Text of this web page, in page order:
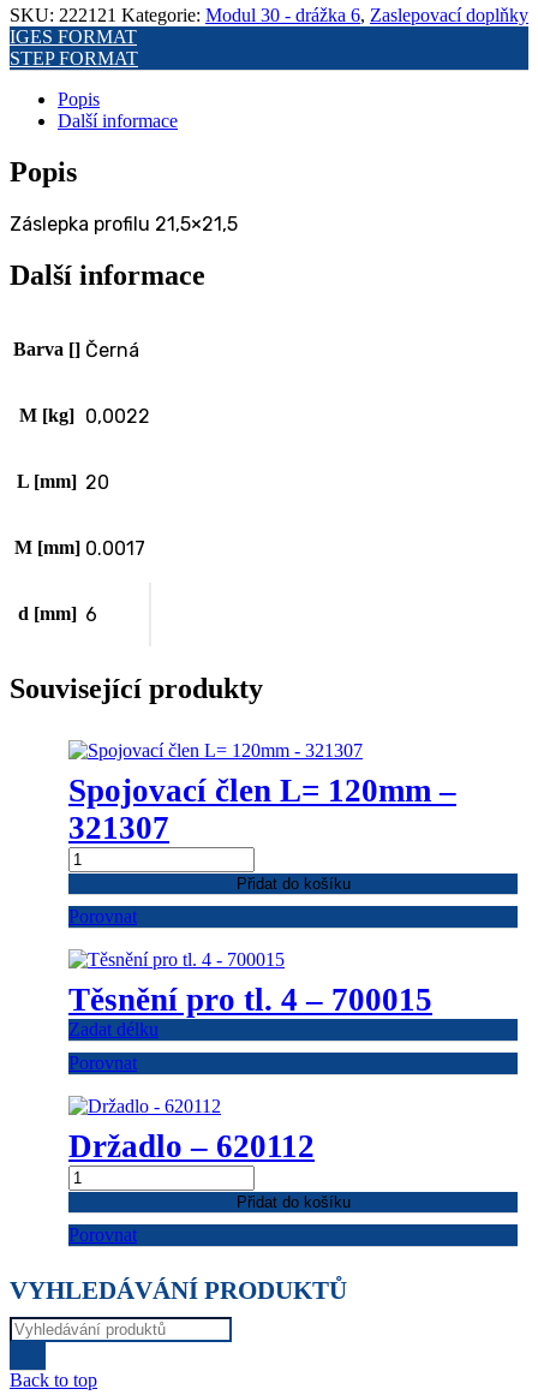
množství
SKU: 222121 Kategorie: Modul 30 - drážka 6, Zaslepovací doplňky
IGES FORMAT
STEP FORMAT
Popis
Další informace
Popis
Záslepka profilu 21,5×21,5
Další informace
Barva [] Černá
M [kg] 0,0022
L [mm] 20
M [mm] 0.0017
d [mm] 6
Související produkty
Spojovací člen L= 120mm –
321307
Spojovací
člen
L=
120mm
321307
množství
Přidat do košíku
Porovnat
Těsnění pro tl. 4 – 700015
Zadat délku
Porovnat
Držadlo – 620112
Držadlo
-
620112
množství
Přidat do košíku
Porovnat
VYHLEDÁVÁNÍ PRODUKTŮ
Products
search
Back to top